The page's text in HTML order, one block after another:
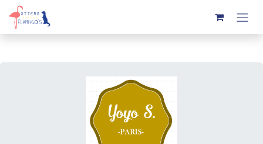
Overslaan naar inhoud